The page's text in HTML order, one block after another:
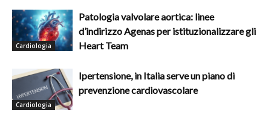
Cardiologia
Patologia valvolare aortica: linee
d’indirizzo Agenas per istituzionalizzare gli
Heart Team
Cardiologia
Ipertensione, in Italia serve un piano di
prevenzione cardiovascolare